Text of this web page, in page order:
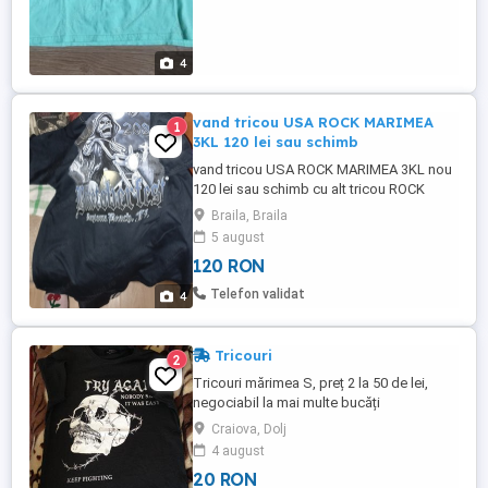
4
4
1
vand tricou USA ROCK MARIMEA
3KL 120 lei sau schimb
vand tricou USA ROCK MARIMEA 3KL nou
120 lei sau schimb cu alt tricou ROCK
marimea L SAU ALTE COMBINATII
Braila, Braila
5 august
120 RON
Telefon validat
2 Tricouri
Tricouri mărimea S, preț 2 la 50 de lei,
negociabil la mai multe bucăți
Craiova, Dolj
4 august
20 RON